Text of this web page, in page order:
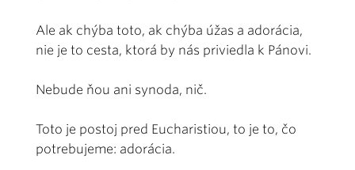
Ale ak chýba toto, ak chýba úžas a adorácia,
nie je to cesta, ktorá by nás priviedla k Pánovi.
Nebude ňou ani synoda, nič.
Toto je postoj pred Eucharistiou, to je to, čo
potrebujeme: adorácia.